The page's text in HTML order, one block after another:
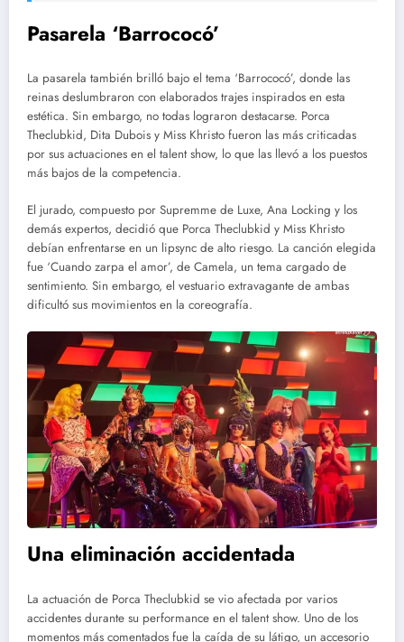
Pasarela ‘Barrococó’
La pasarela también brilló bajo el tema ‘Barrococó’, donde las
reinas deslumbraron con elaborados trajes inspirados en esta
estética. Sin embargo, no todas lograron destacarse. Porca
Theclubkid, Dita Dubois y Miss Khristo fueron las más criticadas
por sus actuaciones en el talent show, lo que las llevó a los puestos
más bajos de la competencia.
El jurado, compuesto por Supremme de Luxe, Ana Locking y los
demás expertos, decidió que Porca Theclubkid y Miss Khristo
debían enfrentarse en un lipsync de alto riesgo. La canción elegida
fue ‘Cuando zarpa el amor’, de Camela, un tema cargado de
sentimiento. Sin embargo, el vestuario extravagante de ambas
dificultó sus movimientos en la coreografía.
Una eliminación accidentada
La actuación de Porca Theclubkid se vio afectada por varios
accidentes durante su performance en el talent show. Uno de los
momentos más comentados fue la caída de su látigo, un accesorio